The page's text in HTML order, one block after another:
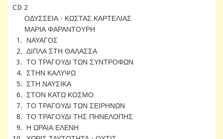
CD 2
ΟΔΥΣΣΕΙΑ - ΚΩΣΤΑΣ ΚΑΡΤΕΛΙΑΣ
ΜΑΡΙΑ ΦΑΡΑΝΤΟΥΡΗ
1. ΝΑΥΑΓΟΣ
2. ΔΙΠΛΑ ΣΤΗ ΘΑΛΑΣΣΑ
3. ΤΟ ΤΡΑΓΟΥΔΙ ΤΩΝ ΣΥΝΤΡΟΦΩΝ
4. ΣΤΗΝ ΚΑΛΥΨΩ
5. ΣΤΗ ΝΑΥΣΙΚΑ
6. ΣΤΟΝ ΚΑΤΩ ΚΟΣΜΟ
7. ΤΟ ΤΡΑΓΟΥΔΙ ΤΩΝ ΣΕΙΡΗΝΩΝ
8. ΤΟ ΤΡΑΓΟΥΔΙ ΤΗΣ ΠΗΝΕΛΟΠΗΣ
9. Η ΩΡΑΙΑ ΕΛΕΝΗ